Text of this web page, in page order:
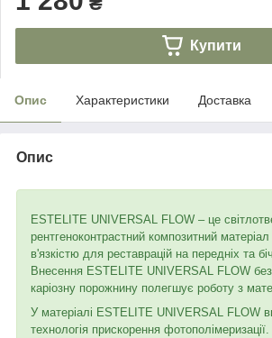
Купити
Опис Характеристики Доставка
Опис
ESTELITE UNIVERSAL FLOW – це
рентгеноконтрастний композитний
в'язкістю для реставрацій на передніх та
Внесення ESTELITE UNIVERSAL FLOW
каріозну порожнину полегшує роботу з
У матеріалі ESTELITE UNIVERSAL FLOW
технологія прискорення